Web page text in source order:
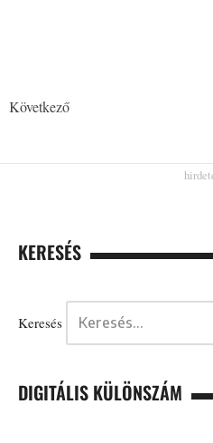
Következő
KERESÉS
Keresés
DIGITÁLIS KÜLÖNSZÁM